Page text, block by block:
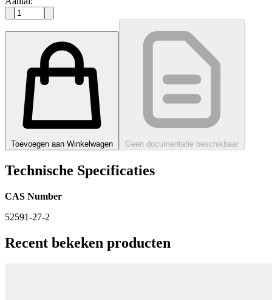
Toevoegen aan Winkelwagen Geen documentatie beschikbaar
Technische Specificaties
CAS Number
52591-27-2
Recent bekeken producten